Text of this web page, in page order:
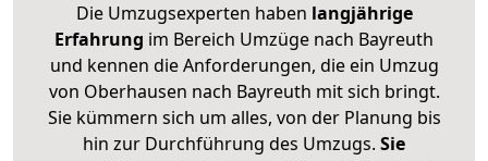
Die Umzugsexperten haben langjährige
Erfahrung im Bereich Umzüge nach Bayreuth
und kennen die Anforderungen, die ein Umzug
von Oberhausen nach Bayreuth mit sich bringt.
Sie kümmern sich um alles, von der Planung bis
hin zur Durchführung des Umzugs. Sie